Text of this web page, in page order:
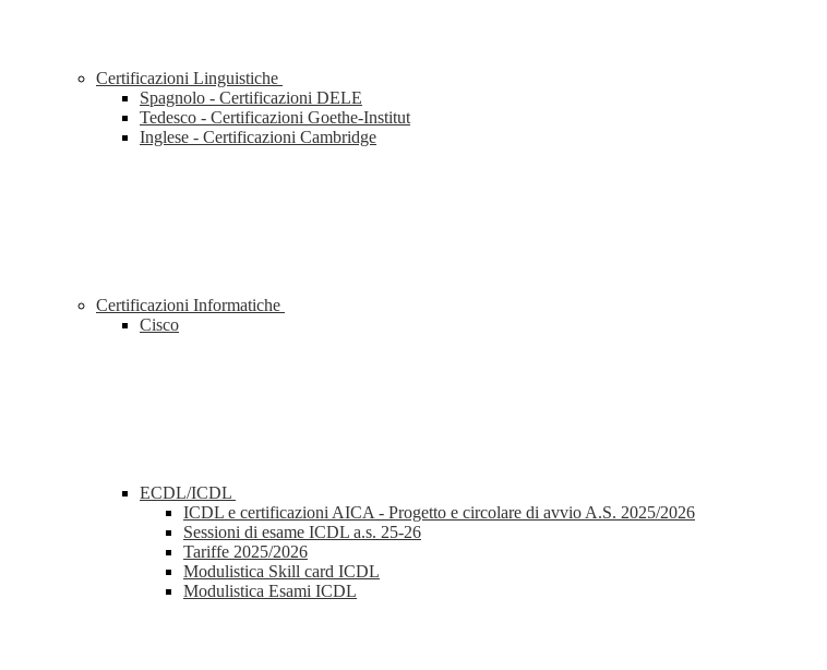
Certificazioni Linguistiche
Spagnolo - Certificazioni DELE
Tedesco - Certificazioni Goethe-Institut
Inglese - Certificazioni Cambridge
Certificazioni Informatiche
Cisco
ECDL/ICDL
ICDL e certificazioni AICA - Progetto e circolare di avvio A.S. 2025/2026
Sessioni di esame ICDL a.s. 25-26
Tariffe 2025/2026
Modulistica Skill card ICDL
Modulistica Esami ICDL